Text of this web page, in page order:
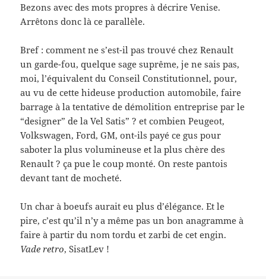
Bezons avec des mots propres à décrire Venise.
Arrêtons donc là ce parallèle.
Bref : comment ne s’est-il pas trouvé chez Renault
un garde-fou, quelque sage suprême, je ne sais pas,
moi, l’équivalent du Conseil Constitutionnel, pour,
au vu de cette hideuse production automobile, faire
barrage à la tentative de démolition entreprise par le
“designer” de la Vel Satis” ? et combien Peugeot,
Volkswagen, Ford, GM, ont-ils payé ce gus pour
saboter la plus volumineuse et la plus chère des
Renault ? ça pue le coup monté. On reste pantois
devant tant de mocheté.
Un char à boeufs aurait eu plus d’élégance. Et le
pire, c’est qu’il n’y a même pas un bon anagramme à
faire à partir du nom tordu et zarbi de cet engin.
Vade retro, SisatLev !